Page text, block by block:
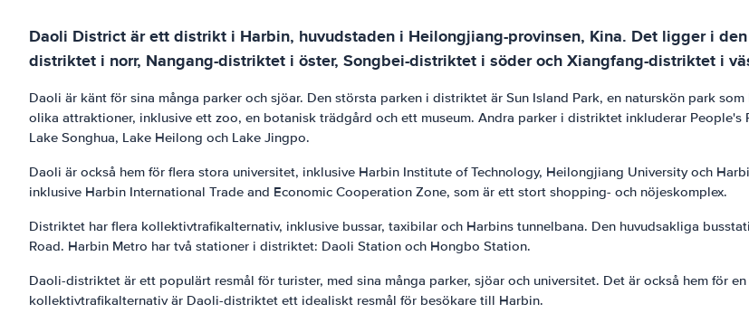
Daoli District är ett distrikt i Harbin, huvudstaden i Heilongjiang-provinsen, Kina. Det ligger i
distriktet i norr, Nangang-distriktet i öster, Songbei-distriktet i söder och Xiangfang-distriktet i
Daoli är känt för sina många parker och sjöar. Den största parken i distriktet är Sun Island Park, en naturskön park
olika attraktioner, inklusive ett zoo, en botanisk trädgård och ett museum. Andra parker i distriktet inkluderar
Lake Songhua, Lake Heilong och Lake Jingpo.
Daoli är också hem för flera stora universitet, inklusive Harbin Institute of Technology, Heilongjiang University och
inklusive Harbin International Trade and Economic Cooperation Zone, som är ett stort shopping- och nöjeskomplex.
Distriktet har flera kollektivtrafikalternativ, inklusive bussar, taxibilar och Harbins tunnelbana. Den huvudsakliga
Road. Harbin Metro har två stationer i distriktet: Daoli Station och Hongbo Station.
Daoli-distriktet är ett populärt resmål för turister, med sina många parker, sjöar och universitet. Det är också hem för
kollektivtrafikalternativ är Daoli-distriktet ett idealiskt resmål för besökare till Harbin.